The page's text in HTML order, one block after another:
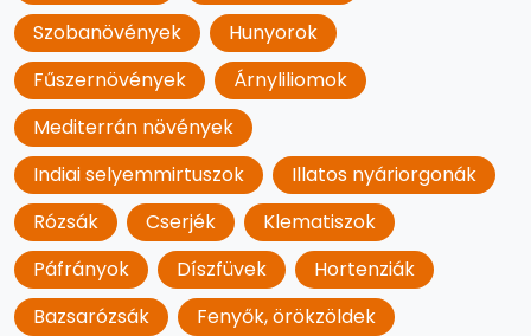
Szobanövények
Hunyorok
Fűszernövények
Árnyliliomok
Mediterrán növények
Indiai selyemmirtuszok
Illatos nyáriorgonák
Rózsák
Cserjék
Klematiszok
Páfrányok
Díszfüvek
Hortenziák
Bazsarózsák
Fenyők, örökzöldek